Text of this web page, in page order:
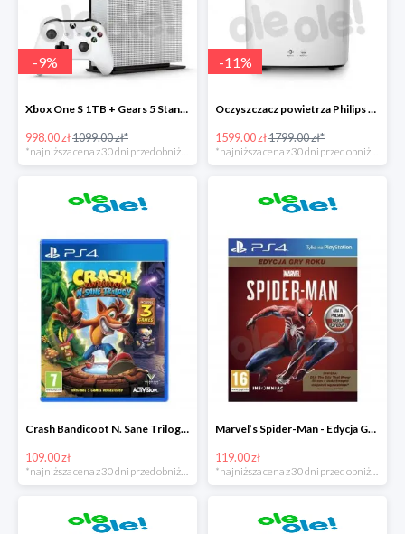
-9%
Xbox One S 1TB + Gears 5 Standard Edition + kolekcja gier
998.00 zł1099.00 zł*
-11%
Oczyszczacz powietrza Philips AC2729/50 Combi 2w1
1599.00 zł1799.00 zł*
Crash Bandicoot N. Sane Trilogy PS4 taniej o 40zł
109.00 zł
*najniższa cena z 30 dni przed obniżką
Marvel’s Spider-Man - Edycja GOTY PS4 tanie o 70zł
119.00 zł
*najniższa cena z 30 dni przed obniżką